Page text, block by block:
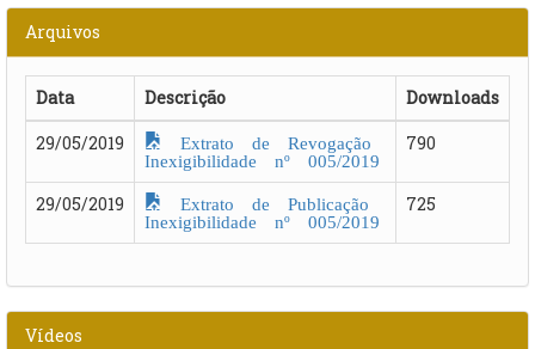
Arquivos
Data Descrição
Downloads
29/05/2019
Extrato de Revogação
Inexigibilidade nº 005/2019
790
29/05/2019
Extrato de Publicação
Inexigibilidade nº 005/2019
725
Vídeos